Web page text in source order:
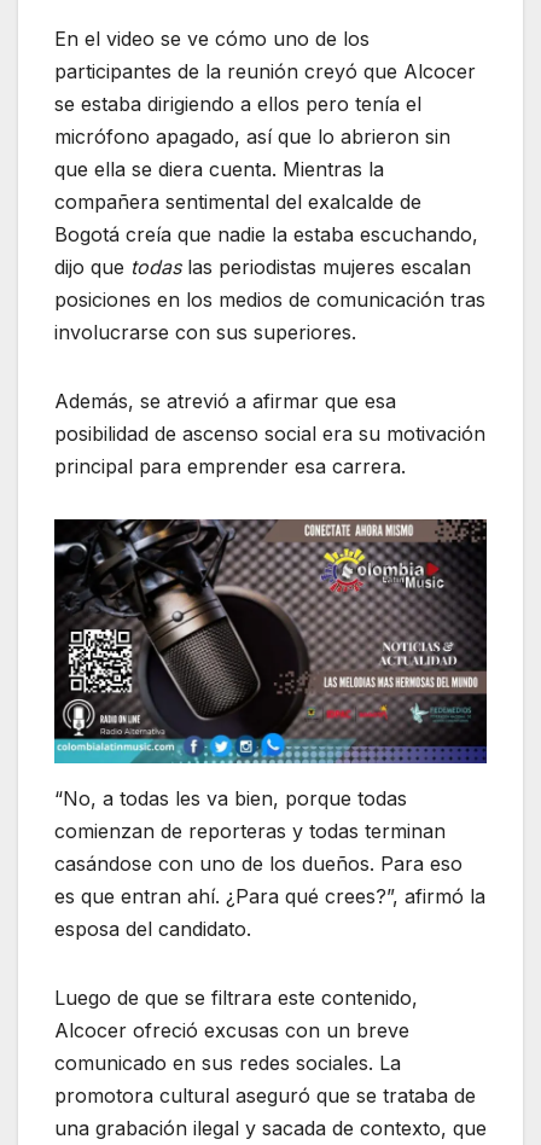
En el video se ve cómo uno de los
participantes de la reunión creyó que Alcocer
se estaba dirigiendo a ellos pero tenía el
micrófono apagado, así que lo abrieron sin
que ella se diera cuenta. Mientras la
compañera sentimental del exalcalde de
Bogotá creía que nadie la estaba escuchando,
dijo que todaslas periodistas mujeres escalan
posiciones en los medios de comunicación tras
involucrarse con sus superiores.
Además, se atrevió a afirmar que esa
posibilidad de ascenso social era su motivación
principal para emprender esa carrera.
“No, a todas les va bien, porque todas
comienzan de reporteras y todas terminan
casándose con uno de los dueños. Para eso
es que entran ahí. ¿Para qué crees?”, afirmó la
esposa del candidato.
Luego de que se filtrara este contenido,
Alcocer ofreció excusas con un breve
comunicado en sus redes sociales. La
promotora cultural aseguró que se trataba de
una grabación ilegal y sacada de contexto, que